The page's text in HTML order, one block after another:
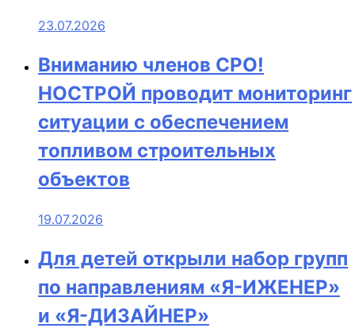
23.07.2026
Вниманию членов СРО!
НОСТРОЙ проводит мониторинг
ситуации с обеспечением
топливом строительных
объектов
19.07.2026
Для детей открыли набор групп
по направлениям «Я-ИЖЕНЕР»
и «Я-ДИЗАЙНЕР»